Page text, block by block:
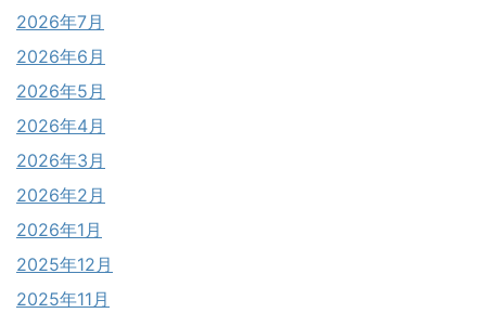
2026年7月
2026年6月
2026年5月
2026年4月
2026年3月
2026年2月
2026年1月
2025年12月
2025年11月